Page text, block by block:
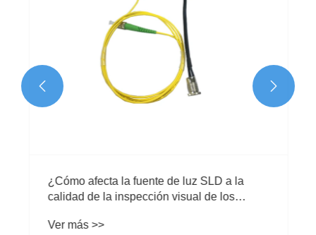
¿Cómo afecta la fuente de luz SLD a la
calidad de la inspección visual de los
Ver más >>
 